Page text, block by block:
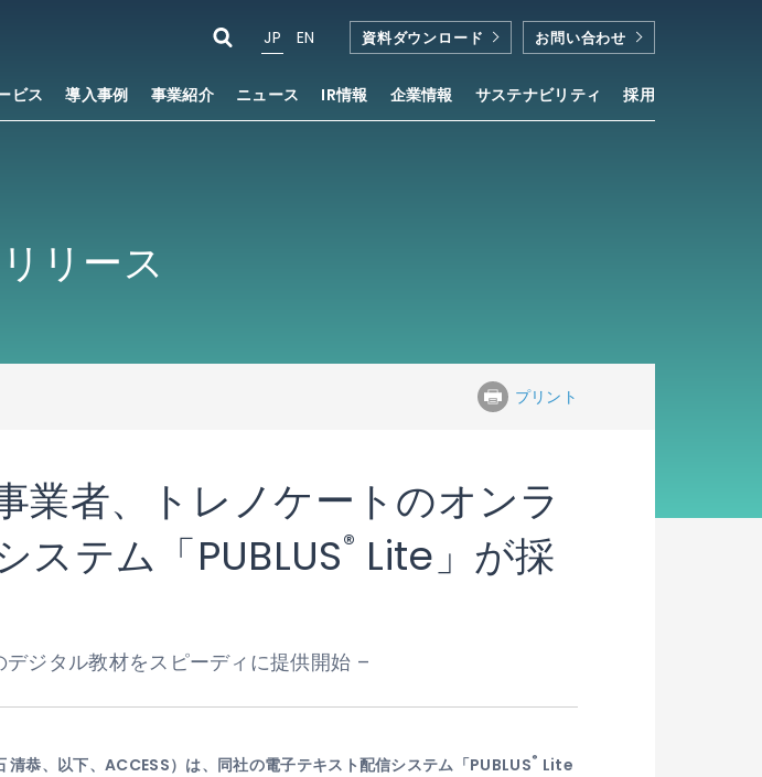
ビス 導入事例 事業紹介 ニュース IR情報 企業情報 サステナビリティ 採用
JP EN 資料ダウンロード お問い合わせ
リース
プリント
業者、トレノケートのオンラ
ステム「PUBLUS® Lite」が採
ジタル教材をスピーディに提供開始 –
恭、以下、ACCESS）は、同社の電子テキスト配信システム「PUBLUS® Lite